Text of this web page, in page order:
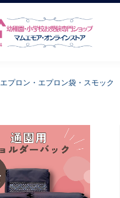
エプロン・エプロン袋・スモック